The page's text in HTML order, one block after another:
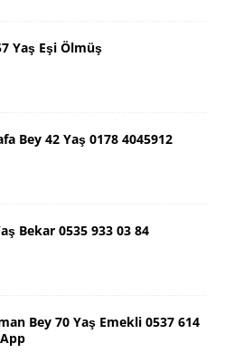
Yaş Eşi Ölmüş
Bey 42 Yaş 0178 4045912
Bekar 0535 933 03 84
Bey 70 Yaş Emekli 0537 614